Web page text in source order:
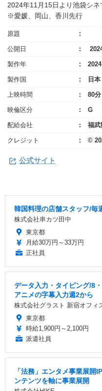
2024年11月15日より池袋シ
※愛媛、岡山、香川先行
原題
公開日
製作年 2024
製作国 日本
上映時間 80分
映倫区分 G
配給会社 福武
クレジット ©
公式サイト
韓国料理の店舗スタッフ/毎
株式会社串カツ田中
東京都
月給30万円～33万円
正社員
データ入力・タイピング/8
アニメの字幕入力週2から
株式会社グラスト 新宿オフィ
東京都
時給1,900円～2,100円
派遣社員
「法務」エンタメ事業展開
ンテンツを軸に事業展開